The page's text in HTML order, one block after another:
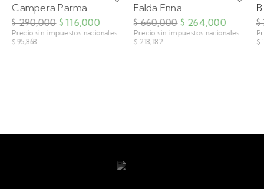
Campera Parma
$ 290,000 $ 116,000
Precio sin impuestos nacionales
$ 95,868
Falda Enna
$ 660,000 $ 264,000
Precio sin impuestos nacionales
$ 218,182
$
$